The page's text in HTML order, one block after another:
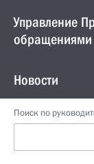
Управление
обращениями
Новости
Поиск по